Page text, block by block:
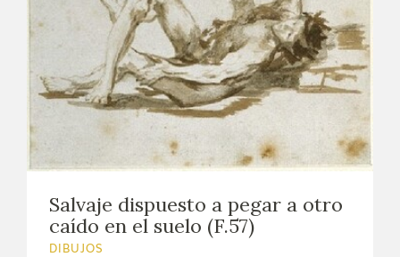
RECURSOS EDUCATIVOS
FICHAS ARASAAC
Salvaje dispuesto a pegar a otro
caído en el suelo (F.57)
DIBUJOS